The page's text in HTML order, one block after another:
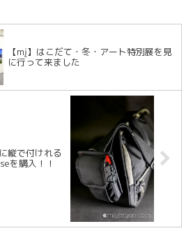
【mį】はこだて・冬・アート特別展を見
に行って来ました
縦で付けれる
を購入！！